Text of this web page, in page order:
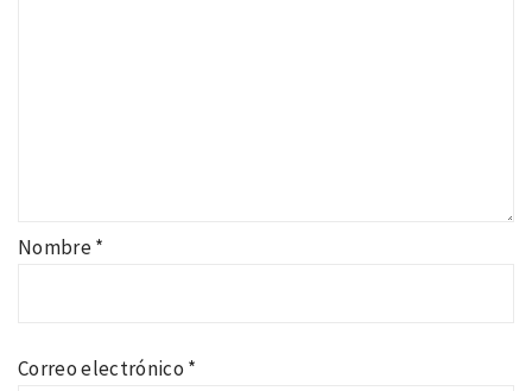
Nombre*
Correo electrónico *